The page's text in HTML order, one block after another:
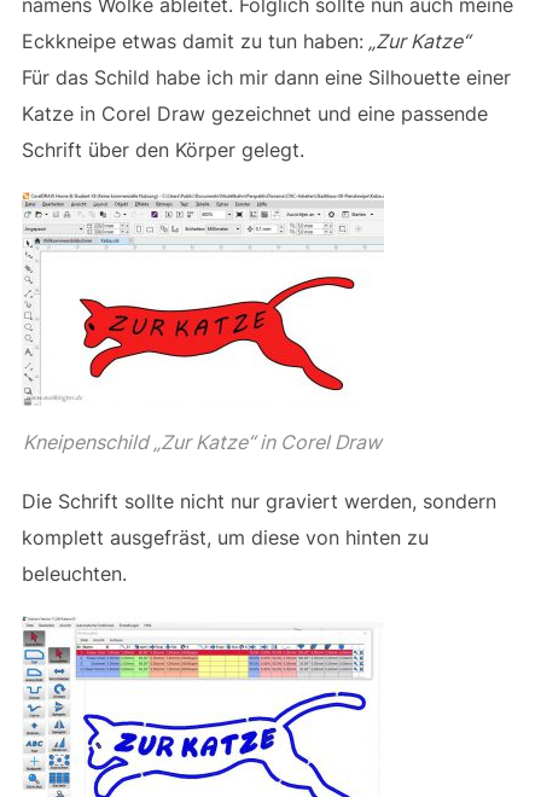
Eckkneipe etwas damit zu tun haben:„Zur Katze“
Für das Schild habe ich mir dann eine Silhouette einer
Katze in Corel Draw gezeichnet und eine passende
Schrift über den Körper gelegt.
Kneipenschild „Zur Katze“ in Corel Draw
Die Schrift sollte nicht nur graviert werden, sondern
komplett ausgefräst, um diese von hinten zu
beleuchten.